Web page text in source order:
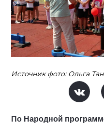
Источник фото: Ольга
По Народной